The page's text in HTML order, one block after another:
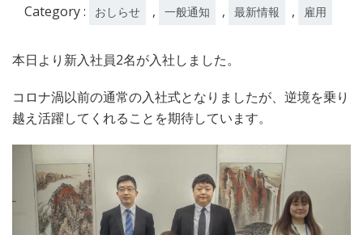
Category : おしらせ , 一般通知 , 最新情報 , 雇用
本日より新入社員2名が入社しました。
コロナ渦以前の通常の入社式となりましたが、逆境を乗り
越え活躍してくれることを期待しています。